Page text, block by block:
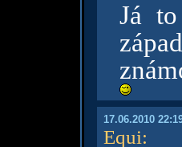
Já
17.06.2010
Equi: